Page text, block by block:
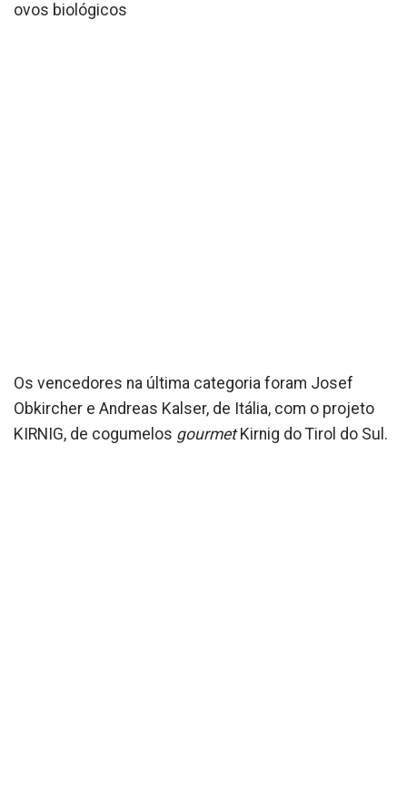
ovos biológicos
Os vencedores na última categoria foram Josef
Obkircher e Andreas Kalser, de Itália, com o projeto
KIRNIG, de cogumelos gourmet Kirnig do Tirol do Sul.